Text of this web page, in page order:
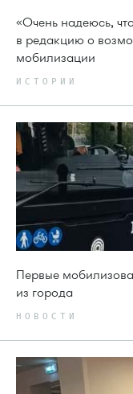
«Очень надеюсь,
в редакцию о
мобилизации
ИСТОРИИ
Первые
из города
НОВОСТИ